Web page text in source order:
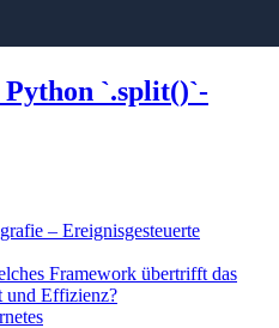
Python `.split()`-
– Ereignisgesteuerte
Framework übertrifft das
und Effizienz?